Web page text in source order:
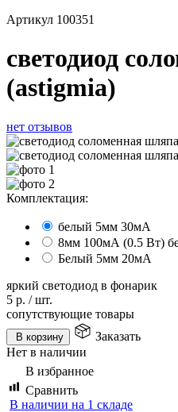
Артикул 100351
светодиод
(astigmia)
нет отзывов
Комплектация:
белый 5мм 30мА
8мм 100мА (0.5 Вт)
Белый 5мм 20мА
яркий светодиод в фонарик
5 р. /шт.
сопутствующие товары
В корзину
Заказать
Нет в наличии
В избранное
Сравнить
В наличии на 1 складе